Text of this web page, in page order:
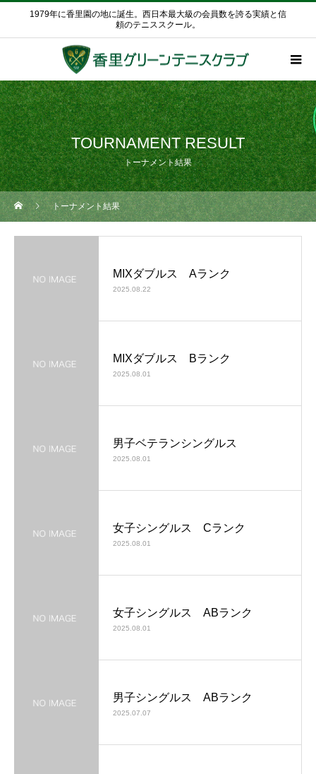
1979年に香里園の地に誕生。西日本最大級の会員数を誇る実績と信
頼のテニススクール。
TOURNAMENT RESULT
トーナメント結果
トーナメント結果
MIXダブルス Aランク
2025.08.22
MIXダブルス Bランク
2025.08.01
男子ベテランシングルス
2025.08.01
女子シングルス Cランク
2025.08.01
女子シングルス ABランク
2025.08.01
男子シングルス ABランク
2025.07.07